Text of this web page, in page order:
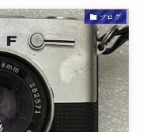
ブログ